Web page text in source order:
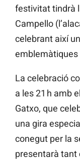
festivitat tindrà
Campello
celebrant així
emblemàtiques
La celebració
a les 21 h amb
Gatxo, que
una gira
conegut per la
presentarà tant